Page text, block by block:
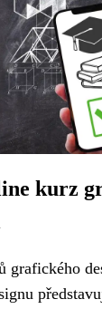
kurz
grafického